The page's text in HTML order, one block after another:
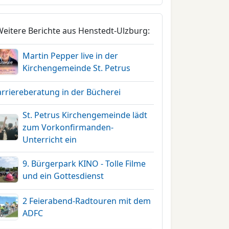
Berichte aus Henstedt-Ulzburg:
Martin Pepper live in der
Kirchengemeinde St. Petrus
in der Bücherei
St. Petrus Kirchengemeinde lädt
zum Vorkonfirmanden-
Unterricht ein
9. Bürgerpark KINO - Tolle Filme
und ein Gottesdienst
2 Feierabend-Radtouren mit dem
ADFC